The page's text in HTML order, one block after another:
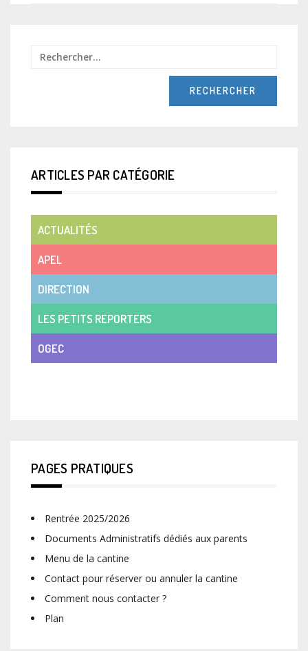
ARTICLES PAR CATÉGORIE
ACTUALITÉS
APEL
DIRECTION
LES PETITS REPORTERS
OGEC
PAGES PRATIQUES
Rentrée 2025/2026
Documents Administratifs dédiés aux parents
Menu de la cantine
Contact pour réserver ou annuler la cantine
Comment nous contacter ?
Plan